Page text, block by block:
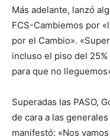
Más adelante, lanzó
FCS-Cambiemos por
por el Cambio».
incluso el piso del
para que no
Superadas las PASO,
de cara a las
manifestó: «Nos